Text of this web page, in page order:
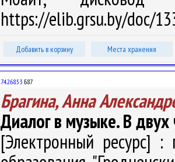
https://elib.grsu.by/doc/
Добавить в корзину Места хранения
74.268.53 Б87
Брагина, Анна
Диалог в музыке. В двух
[Электронный ресурс]